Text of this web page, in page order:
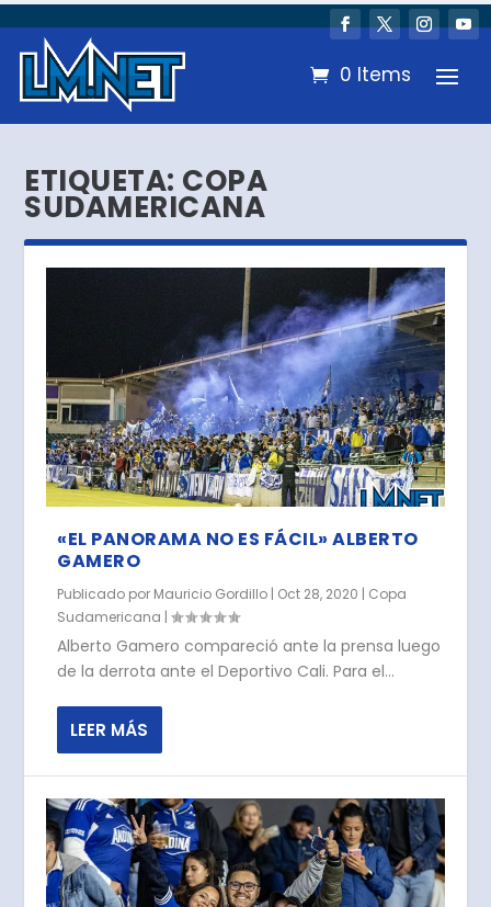
0 Items
ETIQUETA: COPA
SUDAMERICANA
«EL PANORAMA NO ES FÁCIL» ALBERTO
GAMERO
Publicado por Mauricio Gordillo | Oct 28, 2020 | Copa
Sudamericana |
Alberto Gamero compareció ante la prensa luego
de la derrota ante el Deportivo Cali. Para el...
LEER MÁS